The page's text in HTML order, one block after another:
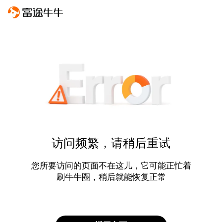
访问频繁，请稍后重试
您所要访问的页面不在这儿，它可能正忙着
刷牛牛圈，稍后就能恢复正常